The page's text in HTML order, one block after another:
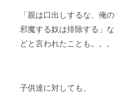
「親は口出しするな、俺の
邪魔する奴は排除する」な
どと言われたことも。。。
子供達に対しても、